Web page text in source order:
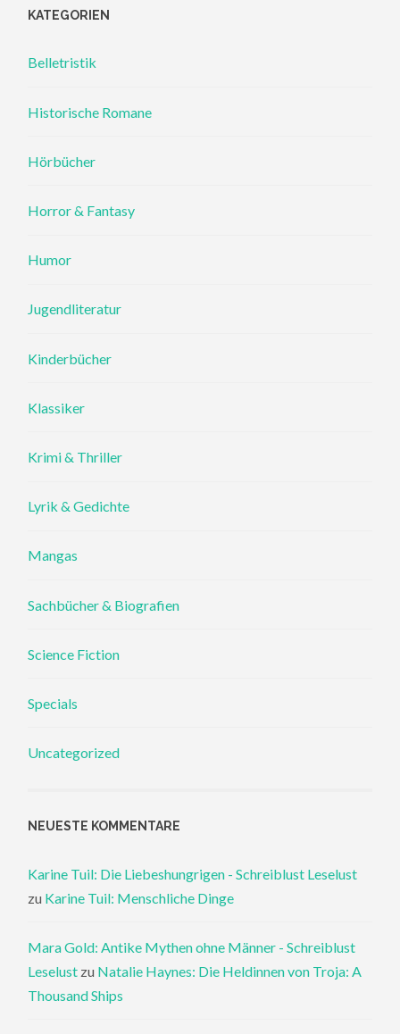
KATEGORIEN
Belletristik
Historische Romane
Hörbücher
Horror & Fantasy
Humor
Jugendliteratur
Kinderbücher
Klassiker
Krimi & Thriller
Lyrik & Gedichte
Mangas
Sachbücher & Biografien
Science Fiction
Specials
Uncategorized
NEUESTE KOMMENTARE
Karine Tuil: Die Liebeshungrigen - Schreiblust Leselust
zu Karine Tuil: Menschliche Dinge
Mara Gold: Antike Mythen ohne Männer - Schreiblust
Leselust zu Natalie Haynes: Die Heldinnen von Troja: A
Thousand Ships